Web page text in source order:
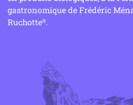
gastronomique de Frédéric
Ruchotte®.